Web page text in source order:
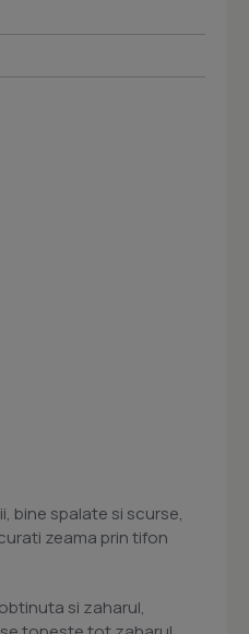
bine spalate si scurse,
zeama prin tifon
si zaharul,